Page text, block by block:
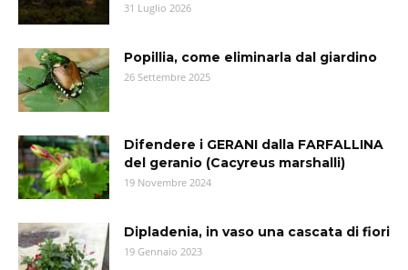
31 Luglio 2026
Popillia, come eliminarla dal giardino
26 Settembre 2025
Difendere i GERANI dalla FARFALLINA
del geranio (Cacyreus marshalli)
19 Novembre 2024
Dipladenia, in vaso una cascata di fiori
19 Gennaio 2023